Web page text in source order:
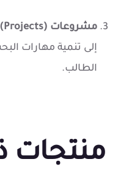
مشروعات (Projects):
إلى تنمية مهارات
الطالب.
منتجات